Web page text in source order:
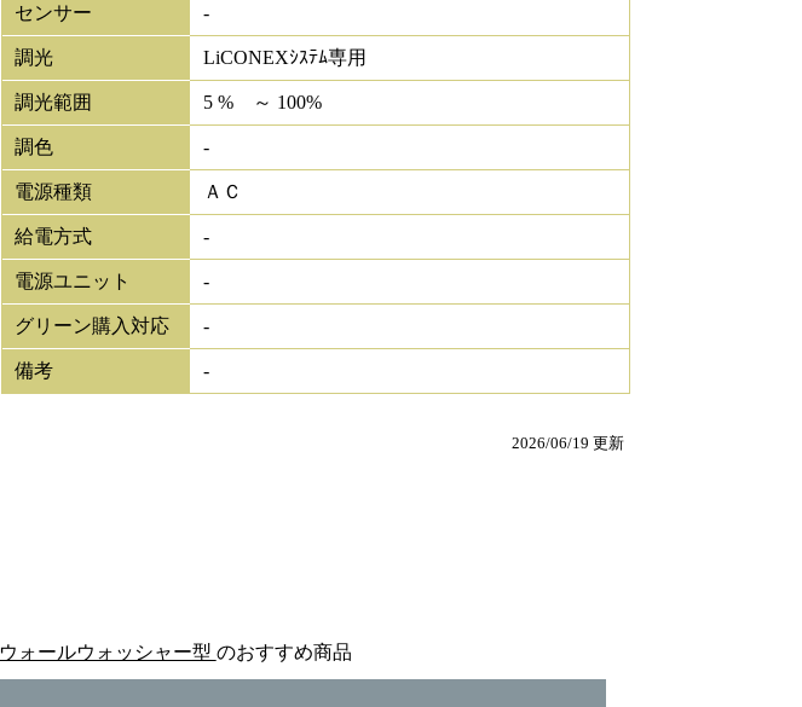
センサー -
調光 LiCONEXｼｽﾃﾑ専用
調光範囲 5 % ～ 100%
調色 -
電源種類 ＡＣ
給電方式 -
電源ユニット -
グリーン購入対応 -
備考 -
2026/06/19 更新
ウォールウォッシャー型 のおすすめ商品